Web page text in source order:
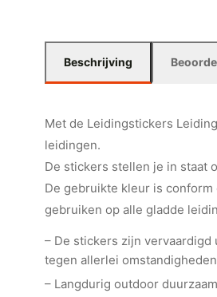
Beschrijving
Met de Leidingstickers
leidingen.
De stickers stellen je in staat
De gebruikte kleur is
gebruiken op alle gladde
– De stickers zijn
tegen allerlei
– Langdurig outdoor